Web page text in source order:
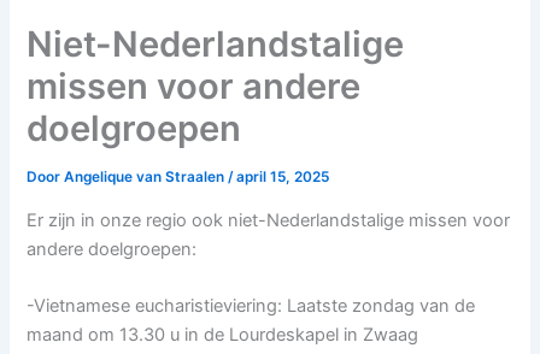
Niet-Nederlandstalige
missen voor andere
doelgroepen
DoorAngelique van Straalen/april 15, 2025
Er zijn in onze regio ook niet-Nederlandstalige missen voor
andere doelgroepen:
-Vietnamese eucharistieviering: Laatste zondag van de
maand om 13.30 u in de Lourdeskapel in Zwaag